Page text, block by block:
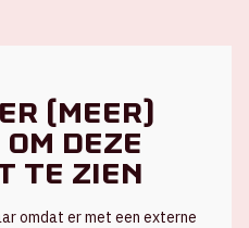
(meer)
deze
te zien
omdat er met een externe